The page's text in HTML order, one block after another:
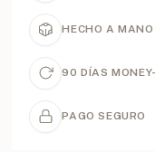
HECHO A
90 DÍAS
PAGO SEGURO